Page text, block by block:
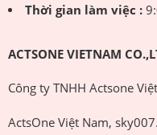
Thời gian làm việc :
ACTSONE VIETNAM
Công ty TNHH Actsone
ActsOne Việt Nam,